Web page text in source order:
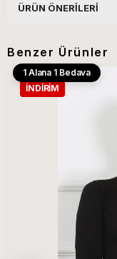
ÜRÜN ÖNERILERI
Benzer Ürünler
1 Alana 1 Bedava
İNDIRIM